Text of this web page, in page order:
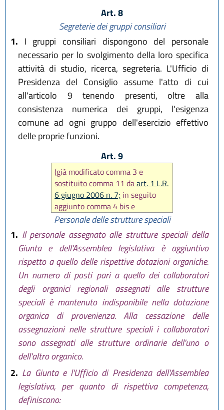
Art. 8
Segreterie dei gruppi consiliari
1. I gruppi consiliari dispongono del personale
necessario per lo svolgimento della loro specifica
attività di studio, ricerca, segreteria. L'Ufficio di
Presidenza del Consiglio assume l'atto di cui
all'articolo 9 tenendo presenti, oltre alla
consistenza numerica dei gruppi, l'esigenza
comune ad ogni gruppo dell'esercizio effettivo
delle proprie funzioni.
Art. 9
(già modificato comma 3 e
sostituito comma 11 daart. 1 L.R.
6 giugno 2006 n. 7; in seguito
aggiunto comma 4 bis e
modificato comma 5 daart. 41
L.R. 29 dicembre 2006 n. 20
sostituito comma 5 daart. 29 L.R.
26 luglio 2007 n. 13, sostituito
intero articolo daart. 6 L.R. 29
ottobre 2008 n. 17 , modificato
comma 5 daart. 50 L.R. 12
febbraio 2010, n. 4, modificato
comma 12 da
art. 4 L.R. 18
novembre 2014, n. 24, sostituito
comma 5 daart. 13 L.R. 12 marzo
2015 n. 1, infine aggiunto comma
12 bis da
2016, n. 7
Personale delle strutture speciali
1. Il personale assegnato alle strutture speciali della
Giunta e dell'Assemblea legislativa è aggiuntivo
rispetto a quello delle rispettive dotazioni organiche.
Un numero di posti pari a quello dei collaboratori
degli organici regionali assegnati alle strutture
speciali è mantenuto indisponibile nella dotazione
organica di provenienza. Alla cessazione delle
assegnazioni nelle strutture speciali i collaboratori
sono assegnati alle strutture ordinarie dell'uno o
dell'altro organico.
2. La Giunta e l'Ufficio di Presidenza dell'Assemblea
legislativa, per quanto di rispettiva competenza,
definiscono: